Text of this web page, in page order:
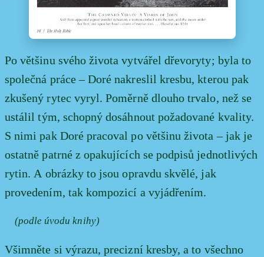
Po většinu svého života vytvářel dřevoryty; byla to
společná práce – Doré nakreslil kresbu, kterou pak
zkušený rytec vyryl. Poměrně dlouho trvalo, než se
ustálil tým, schopný dosáhnout požadované kvality.
S nimi pak Doré pracoval po většinu života – jak je
ostatně patrné z opakujících se podpisů jednotlivých
rytin. A obrázky to jsou opravdu skvělé, jak
provedením, tak kompozicí a vyjádřením.
(podle úvodu knihy)
Všimněte si výrazu, precizní kresby, a to všechno